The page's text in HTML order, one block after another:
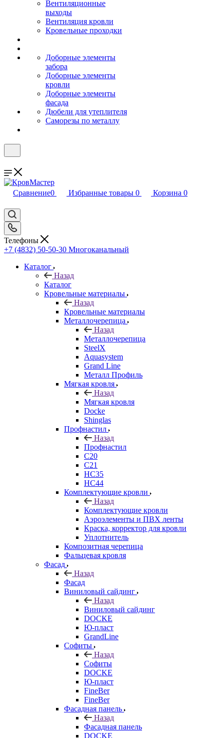
Вентиляционные
выходы
Вентиляция кровли
Кровельные проходки
Доборные элементы
забора
Доборные элементы
кровли
Доборные элементы
фасада
Дюбели для утеплителя
Саморезы по металлу
Сравнение0 Избранные товары 0 Корзина 0
Телефоны
+7 (4832) 50-50-30 Многоканальный
Каталог
Назад
Каталог
Кровельные материалы
Назад
Кровельные материалы
Металлочерепица
Назад
Металлочерепица
SteelX
Aquasystem
Grand Line
Металл Профиль
Мягкая кровля
Назад
Мягкая кровля
Docke
Shinglas
Профнастил
Назад
Профнастил
C20
C21
НС35
НС44
Комплектующие кровли
Назад
Комплектующие кровли
Аэроэлементы и ПВХ ленты
Краска, корректор для кровли
Уплотнитель
Композитная черепица
Фальцевая кровля
Фасад
Назад
Фасад
Виниловый сайдинг
Назад
Виниловый сайдинг
DOCKE
Ю-пласт
GrandLine
Софиты
Назад
Софиты
DOCKE
Ю-пласт
FineBer
FineBer
Фасадная панель
Назад
Фасадная панель
DOCKE